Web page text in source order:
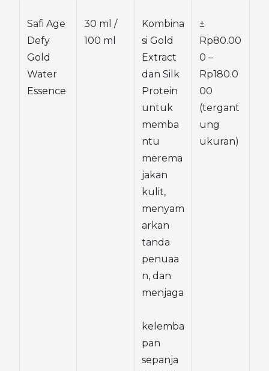
Safi Age
Defy
Gold
Water
Essence
30 ml /
100 ml
Kombina
si Gold
Extract
dan Silk
Protein
untuk
memba
ntu
merema
jakan
kulit,
menyam
arkan
tanda
penuaa
n, dan
menjaga
kelemba
pan
sepanja
±
Rp80.00
0 –
Rp180.0
00
(tergant
ung
ukuran)